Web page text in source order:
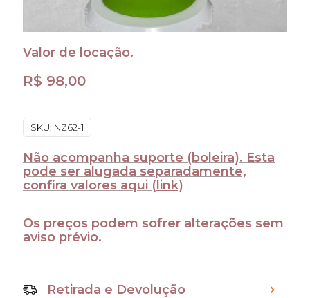
Valor de locação.
R$ 98,00
SKU: NZ62-1
Não acompanha suporte (boleira). Esta
pode ser alugada separadamente,
confira valores aqui (link)
Os preços podem sofrer alterações sem
aviso prévio.
Retirada e Devolução